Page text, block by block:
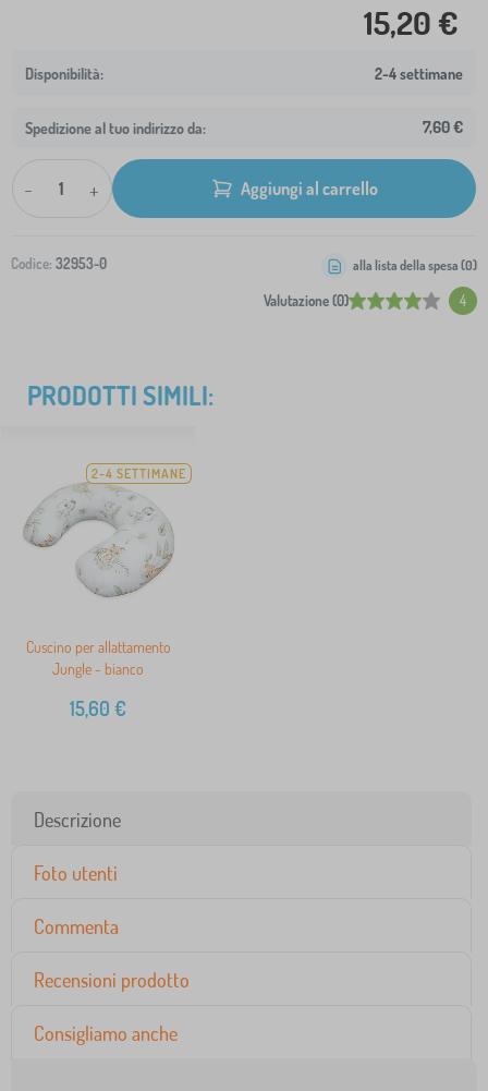
15,20 €
2-4 settimane
Spedizione al tuo indirizzo da: 7,60 €
- + Aggiungi al carrello
Codice: 32953-0
Valutazione (0) 4
alla lista della spesa (0)
PRODOTTI SIMILI:
2-4 SETTIMANE
Cuscino per allattamento
Jungle - bianco
15,60 €
Descrizione
Foto utenti
Commenta
Recensioni prodotto
Consigliamo anche